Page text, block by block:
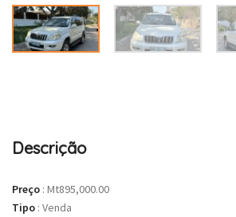
Descrição
Preço : Mt895,000.00
Tipo : Venda